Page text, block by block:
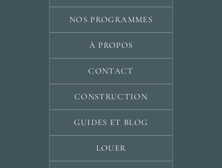
NOS PROGRAMMES
À PROPOS
CONTACT
CONSTRUCTION
GUIDES ET BLOG
LOUER